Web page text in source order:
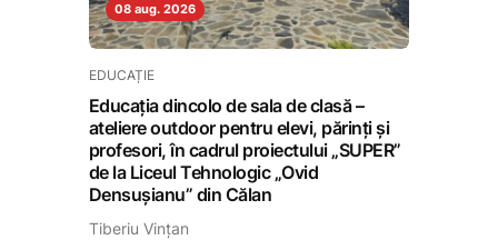
08 aug. 2026
EDUCAȚIE
Educația dincolo de sala de clasă –
ateliere outdoor pentru elevi, părinți și
profesori, în cadrul proiectului „SUPER”
de la Liceul Tehnologic „Ovid
Densușianu” din Călan
Tiberiu Vințan